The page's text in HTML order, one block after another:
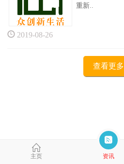
重新..
2019-08-26
查看更多
主页 资讯